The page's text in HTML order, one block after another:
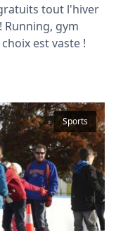
tout l'hiver
Running, gym
est vaste !
Sports